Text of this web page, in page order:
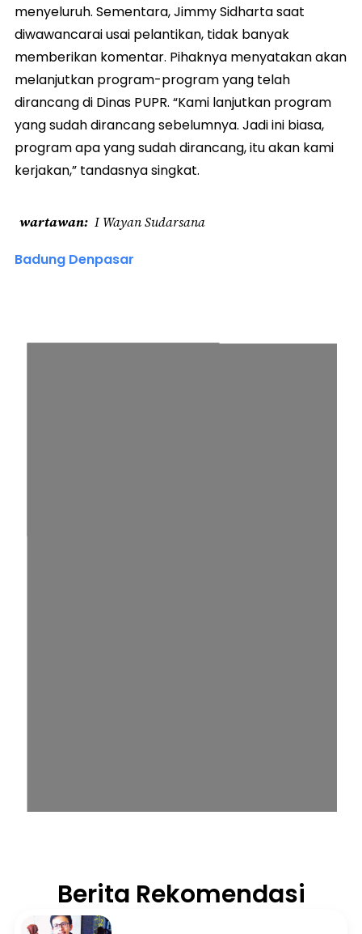
menyeluruh. Sementara, Jimmy Sidharta saat
diwawancarai usai pelantikan, tidak banyak
memberikan komentar. Pihaknya menyatakan akan
melanjutkan program-program yang telah
dirancang di Dinas PUPR. “Kami lanjutkan program
yang sudah dirancang sebelumnya. Jadi ini biasa,
program apa yang sudah dirancang, itu akan kami
kerjakan,” tandasnya singkat.
wartawan I Wayan Sudarsana
Badung Denpasar
Berita Rekomendasi